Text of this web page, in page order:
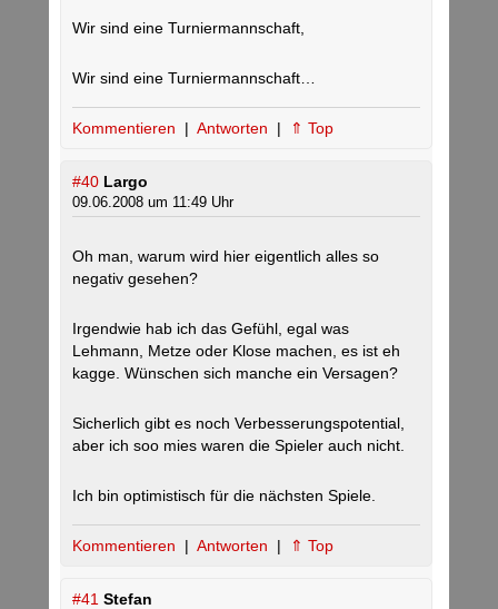
Wir sind eine Turniermannschaft,
Wir sind eine Turniermannschaft…
Kommentieren | Antworten | ⇑ Top
#40 Largo
09.06.2008 um 11:49 Uhr
Oh man, warum wird hier eigentlich alles so
negativ gesehen?
Irgendwie hab ich das Gefühl, egal was
Lehmann, Metze oder Klose machen, es ist eh
kagge. Wünschen sich manche ein Versagen?
Sicherlich gibt es noch Verbesserungspotential,
aber ich soo mies waren die Spieler auch nicht.
Ich bin optimistisch für die nächsten Spiele.
Kommentieren | Antworten | ⇑ Top
#41 Stefan